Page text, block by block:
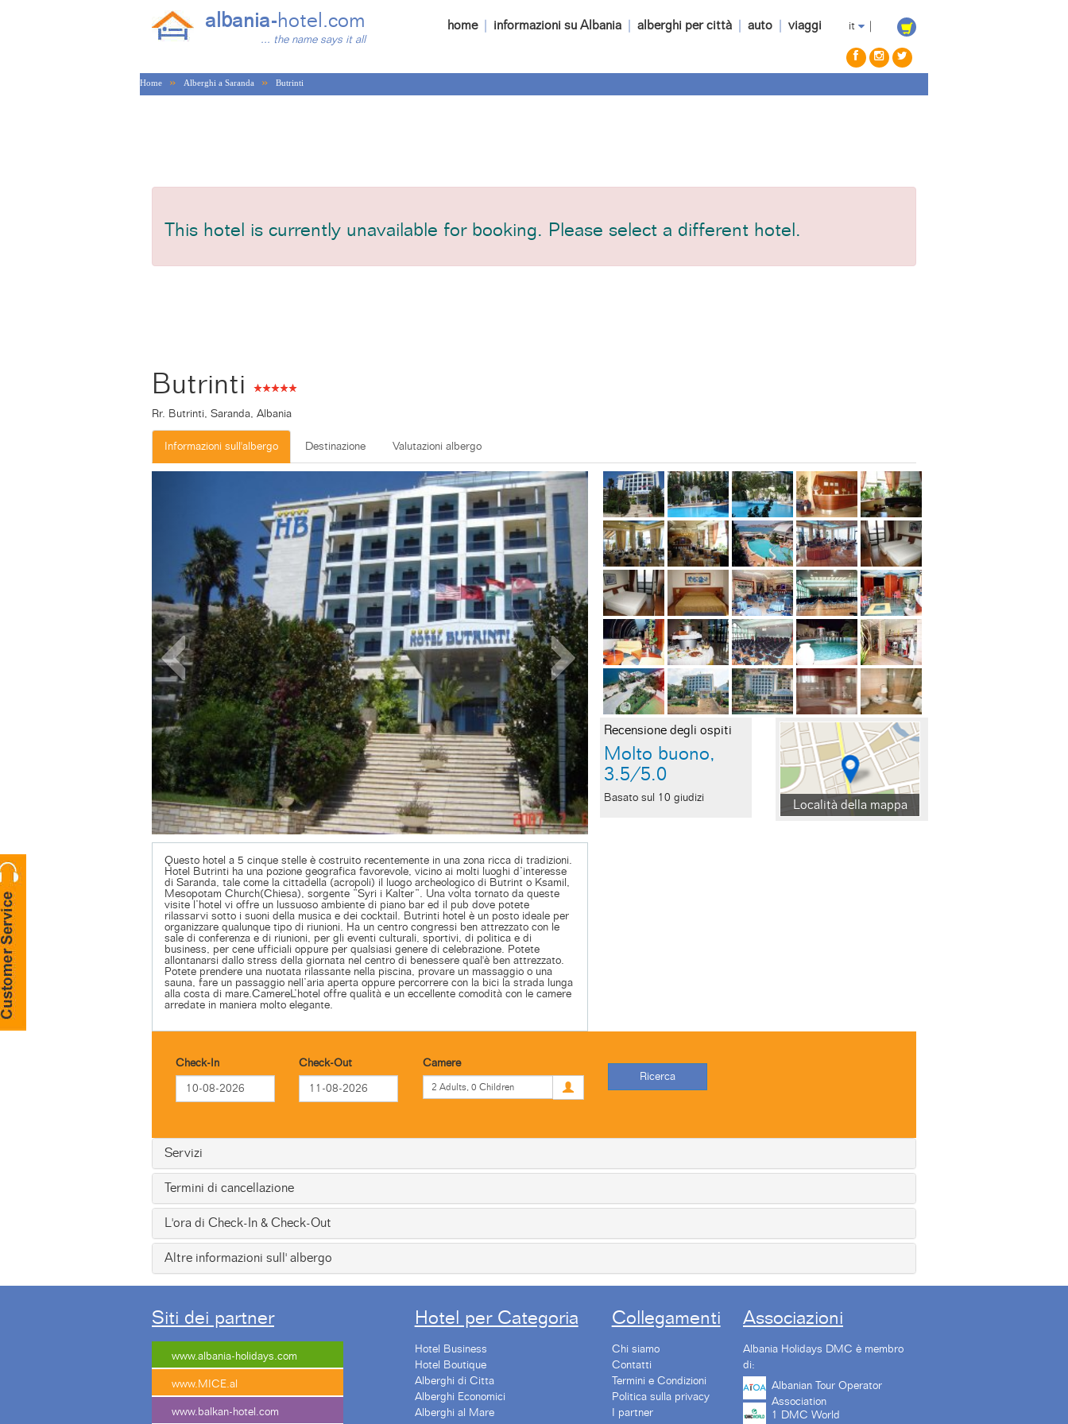
albania-hotel.com
... the name says it all
home informazioni su Albania alberghi per città auto viaggi it |
Home » Alberghi a Saranda » Butrinti
This hotel is currently unavailable for booking. Please select a different hotel.
Butrinti
Rr. Butrinti, Saranda, Albania
Informazioni sull'albergo Destinazione Valutazioni albergo
Questo hotel a 5 cinque stelle è costruito recentemente in una zona ricca di tradizioni.
Hotel Butrinti ha una pozione geografica favorevole, vicino ai molti luoghi d’interesse
di Saranda, tale come la cittadella (acropoli) il luogo archeologico di Butrint o Ksamil,
Mesopotam Church(Chiesa), sorgente ”Syri i Kalter”. Una volta tornato da queste
visite l’hotel vi offre un lussuoso ambiente di piano bar ed il pub dove potete
rilassarvi sotto i suoni della musica e dei cocktail. Butrinti hotel è un posto ideale per
organizzare qualunque tipo di riunioni. Ha un centro congressi ben attrezzato con le
sale di conferenza e di riunioni, per gli eventi culturali, sportivi, di politica e di
business, per cene ufficiali oppure per qualsiasi genere di celebrazione. Potete
allontanarsi dallo stress della giornata nel centro di benessere qual'è ben attrezzato.
Potete prendere una nuotata rilassante nella piscina, provare un massaggio o una
sauna, fare un passaggio nell’aria aperta oppure percorrere con la bici la strada lunga
alla costa di mare.CamereL’hotel offre qualità e un eccellente comodità con le camere
arredate in maniera molto elegante.
Recensione degli ospiti
Molto buono,
3.5/5.0
Basato sul 10 giudizi
Località della mappa
Check-In Check-Out
Camere
Ricerca
Servizi
Termini di cancellazione
L'ora di Check-In & Check-Out
Altre informazioni sull' albergo
Siti dei partner
www.albania-holidays.com
www.MICE.al
www.balkan-hotel.com
Hotel per Categoria
Hotel Business
Hotel Boutique
Alberghi di Citta
Alberghi Economici
Alberghi al Mare
Collegamenti
Chi siamo
Contatti
Termini e Condizioni
Politica sulla privacy
I partner
Associazioni
Albania Holidays DMC è membro
di:
Albanian Tour Operator
Association
1 DMC World